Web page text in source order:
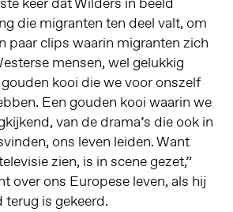
die migranten ten deel valt, om
paar clips waarin migranten zich
mensen, wel gelukkig
kooi die we voor onszelf
Een gouden kooi waarin we
van de drama’s die ook in
ons leven leiden. Want
zien, is in scene gezet,”
over ons Europese leven, als hij
terug is gekeerd.